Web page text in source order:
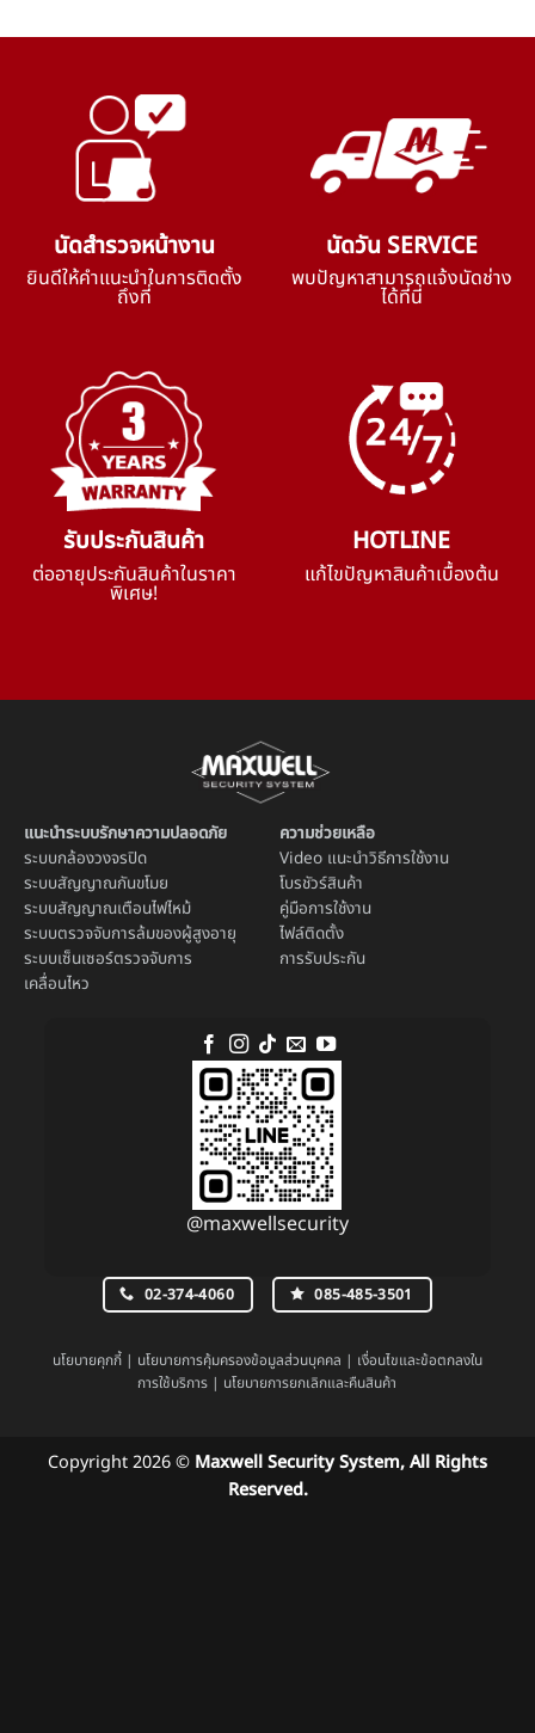
นัดสำรวจหน้างาน
ยินดีให้คำแนะนำในการติดตั้ง
ถึงที่
นัดวัน SERVICE
พบปัญหาสามารถแจ้งนัดช่าง
ได้ที่นี่
รับประกันสินค้า
ต่ออายุประกันสินค้าในราคา
พิเศษ!
HOTLINE
แก้ไขปัญหาสินค้าเบื้องต้น
แนะนำระบบรักษาความปลอดภัย
ระบบกล้องวงจรปิด
ระบบสัญญาณกันขโมย
ระบบสัญญาณเตือนไฟไหม้
ระบบตรวจจับการล้มของผู้สูงอายุ
ระบบเซ็นเซอร์ตรวจจับการ
เคลื่อนไหว
ความช่วยเหลือ
Video แนะนำวิธีการใช้งาน
โบรชัวร์สินค้า
คู่มือการใช้งาน
ไฟล์ติดตั้ง
การรับประกัน
@maxwellsecurity
02-374-4060 085-485-3501
นโยบายคุกกี้| นโยบายการคุ้มครองข้อมูลส่วนบุคคล | เงื่อนไขและข้อตกลงใน
การใช้บริการ | นโยบายการยกเลิกและคืนสินค้า
Copyright 2026 © Maxwell Security System, All Rights
Reserved.